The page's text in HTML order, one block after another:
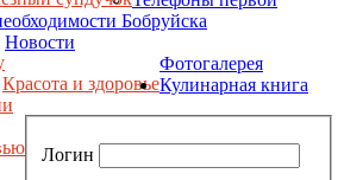
Красота и здоровье
Бобруйска
Новости
Фотогалерея
Кулинарная книга
Логин